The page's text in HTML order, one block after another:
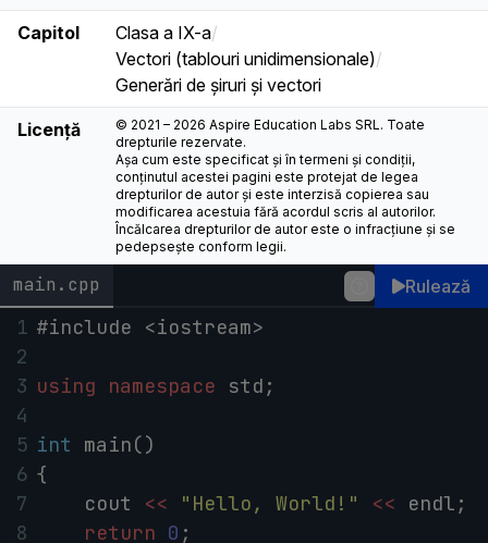
main.cpp Rulează
1 #include <iostream>
2
3 using namespace std ;
4
5 int main()
6 {
7
cout << "Hello, World!" << endl ;
8
return 0 ;
Capitol Clasa a IX-a/
Vectori (tablouri unidimensionale)/
Generări de șiruri și vectori
Licență
© 2021 – 2026 Aspire Education Labs SRL. Toate
drepturile rezervate.
Așa cum este specificat și în termeni și condiții,
conținutul acestei pagini este protejat de legea
drepturilor de autor și este interzisă copierea sau
modificarea acestuia fără acordul scris al autorilor.
Încălcarea drepturilor de autor este o infracțiune și se
pedepsește conform legii.